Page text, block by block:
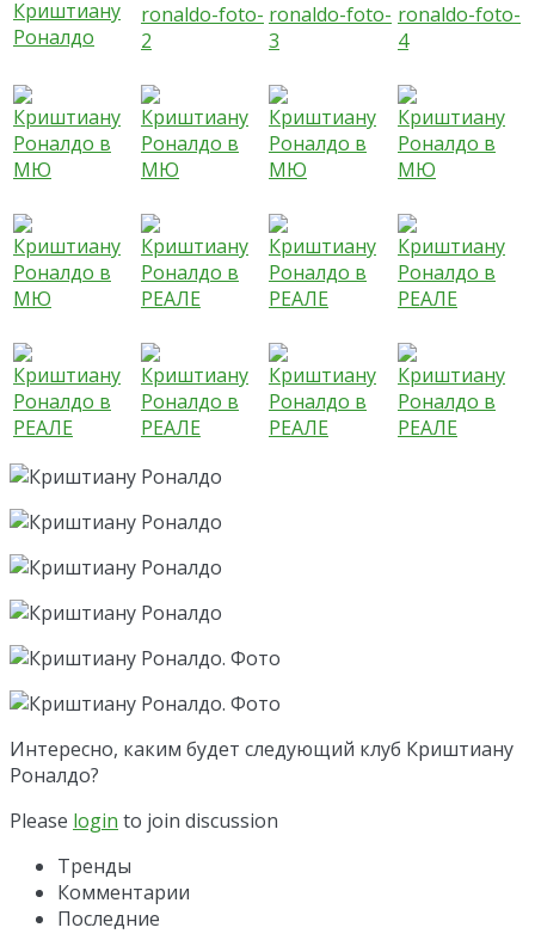
Интересно, каким будет следующий клуб Криштиану
Роналдо?
Please login to join discussion
Тренды
Комментарии
Последние